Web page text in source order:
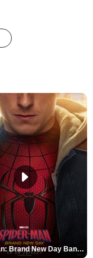
Spider-Man: Brand New Day Bande-annonce VO STFR